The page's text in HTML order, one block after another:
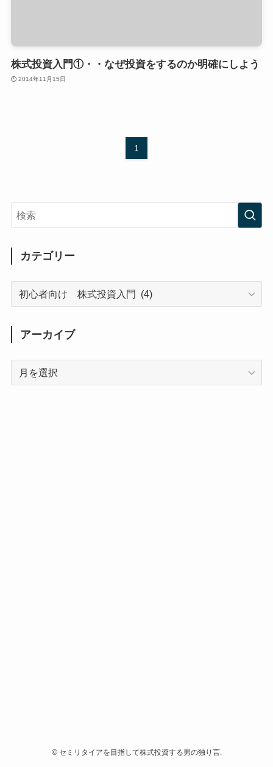
株式投資入門①・・なぜ投資をするのか明確にしよう
2014年11月15日
1
カテゴリー
アーカイブ
©セミリタイアを目指して株式投資する男の独り言.